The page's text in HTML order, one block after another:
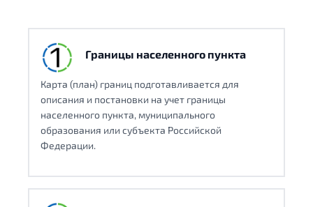
Границы населенного пункта
Карта (план) границ подготавливается для
описания и постановки на учет границы
населенного пункта, муниципального
образования или субъекта Российской
Федерации.